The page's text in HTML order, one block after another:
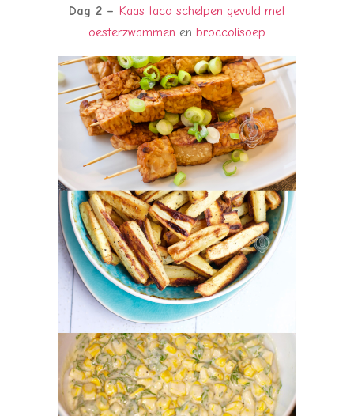
Dag 2 – Kaas taco schelpen gevuld met
oesterzwammen en broccolisoep